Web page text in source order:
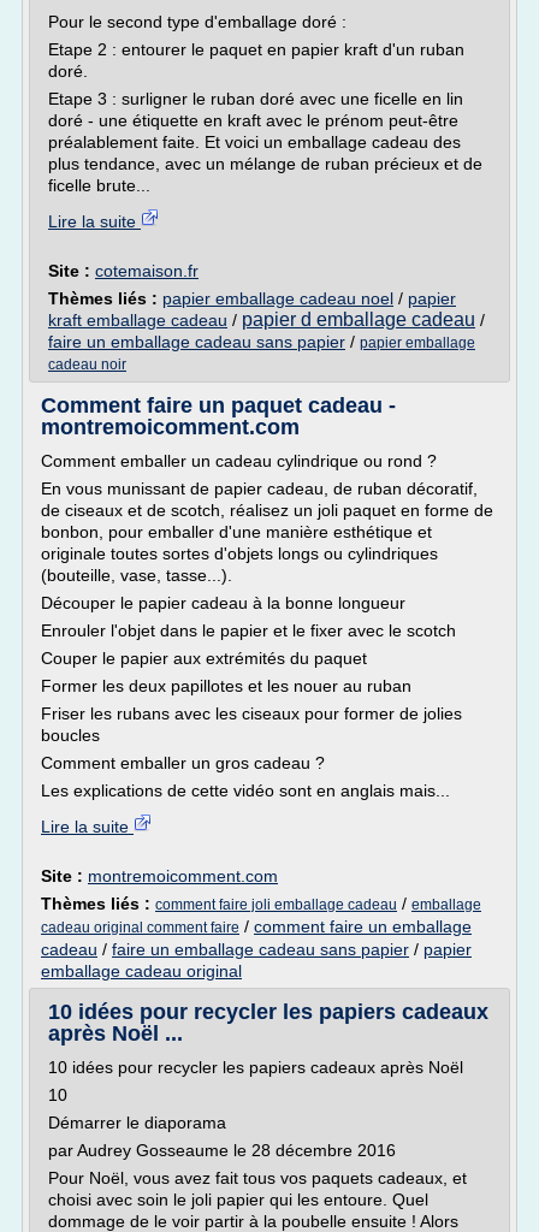
Pour le second type d'emballage doré :
Etape 2 : entourer le paquet en papier kraft d'un ruban
doré.
Etape 3 : surligner le ruban doré avec une ficelle en lin
doré - une étiquette en kraft avec le prénom peut-être
préalablement faite. Et voici un emballage cadeau des
plus tendance, avec un mélange de ruban précieux et de
ficelle brute...
Lire la suite
Site : cotemaison.fr
Thèmes liés : papier emballage cadeau noel / papier
kraft emballage cadeau / papier d emballage cadeau /
faire un emballage cadeau sans papier / papier emballage
cadeau noir
Comment faire un paquet cadeau -
montremoicomment.com
Comment emballer un cadeau cylindrique ou rond ?
En vous munissant de papier cadeau, de ruban décoratif,
de ciseaux et de scotch, réalisez un joli paquet en forme de
bonbon, pour emballer d'une manière esthétique et
originale toutes sortes d'objets longs ou cylindriques
(bouteille, vase, tasse...).
Découper le papier cadeau à la bonne longueur
Enrouler l'objet dans le papier et le fixer avec le scotch
Couper le papier aux extrémités du paquet
Former les deux papillotes et les nouer au ruban
Friser les rubans avec les ciseaux pour former de jolies
boucles
Comment emballer un gros cadeau ?
Les explications de cette vidéo sont en anglais mais...
Lire la suite
Site : montremoicomment.com
Thèmes liés : comment faire joli emballage cadeau / emballage
cadeau original comment faire / comment faire un emballage
cadeau / faire un emballage cadeau sans papier / papier
emballage cadeau original
10 idées pour recycler les papiers cadeaux
après Noël ...
10 idées pour recycler les papiers cadeaux après Noël
10
Démarrer le diaporama
par Audrey Gosseaume le 28 décembre 2016
Pour Noël, vous avez fait tous vos paquets cadeaux, et
choisi avec soin le joli papier qui les entoure. Quel
dommage de le voir partir à la poubelle ensuite ! Alors